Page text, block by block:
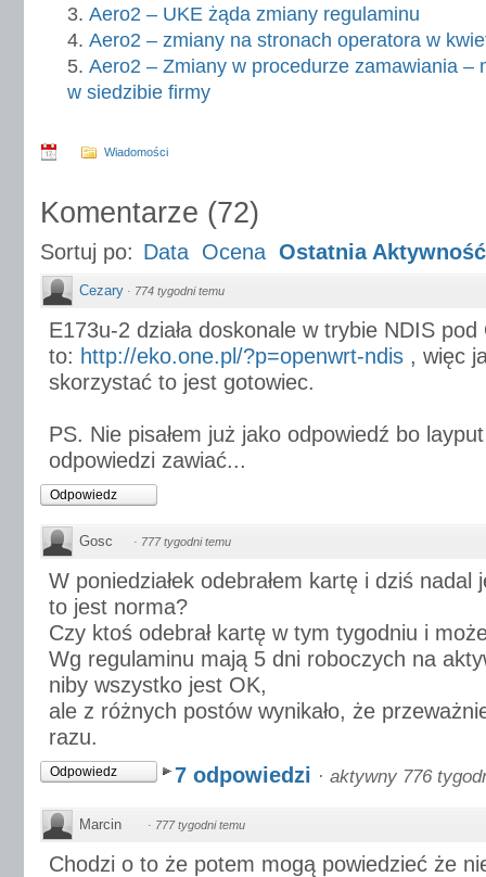
Aero2 – UKE żąda zmiany regulaminu
Aero2 – zmiany na stronach operatora w
Aero2 – Zmiany w procedurze zamawiania –
w siedzibie firmy
Wiadomości
Komentarze (72)
Sortuj po: Data Ocena Ostatnia Aktywność
Cezary · 774 tygodni temu
E173u-2 działa doskonale w trybie NDIS pod
to: http://eko.one.pl/?p=openwrt-ndis , więc
skorzystać to jest gotowiec.
PS. Nie pisałem już jako odpowiedź bo
odpowiedzi zawiać...
Odpowiedz
Gosc · 777 tygodni temu
W poniedziałek odebrałem kartę i dziś nadal
to jest norma?
Czy ktoś odebrał kartę w tym tygodniu i
Wg regulaminu mają 5 dni roboczych na
niby wszystko jest OK,
ale z różnych postów wynikało, że
razu.
Odpowiedz 7 odpowiedzi · aktywny 776
Marcin · 777 tygodni temu
Chodzi o to że potem mogą powiedzieć że